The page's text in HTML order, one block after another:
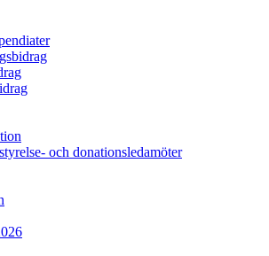
och donationsledamöter